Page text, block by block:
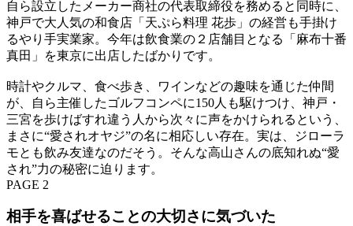
自ら設立したメーカー商社の代表取締役を務めると同時に、
神戸で大人気の和食店「天ぷら料理 花歩」の経営も手掛け
るやり手実業家。今年は飲食業の２店舗目となる「麻布十番
真田」を東京に出店したばかりです。
時計やクルマ、食べ歩き、ワインなどの趣味を通じた仲間
が、自ら主催したゴルフコンペに150人も駆けつけ、神戸・
三宮を歩けばすれ違う人から次々に声をかけられるという、
まさに“愛されオヤジ”の名に相応しい存在。実は、ジローラ
モとも飲み友達なのだそう。そんな高山さんの底知れぬ“愛
され”力の秘密に迫ります。
PAGE 2
相手を喜ばせることの大切さに気づいた